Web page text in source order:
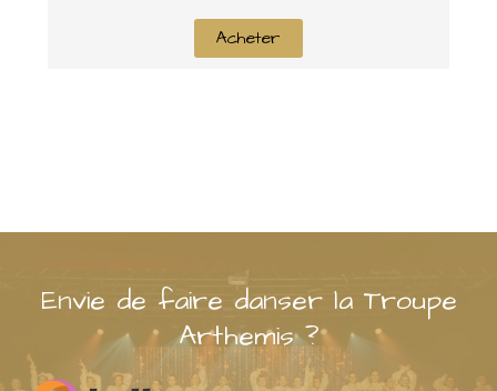
Acheter
Envie de faire danser la Troupe
Arthemis ?